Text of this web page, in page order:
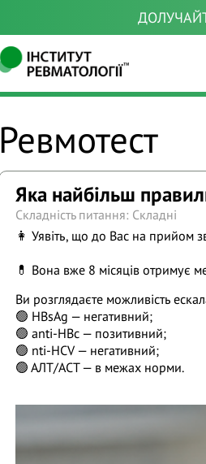
Ревмотест
Яка найбільш
Складність питання: Складні
👩 Уявіть, що до Вас на прийом
💊 Вона вже 8 місяців отримує
Ви розглядаєте можливість
🟢 HBsAg — негативний;
🟢 anti-HBc — позитивний;
🟢 nti-HCV — негативний;
🟢 АЛТ/АСТ — в межах норми.